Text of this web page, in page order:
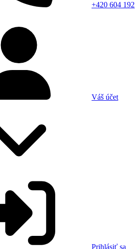
+420 604 192
Váš účet
Prihlásiť sa